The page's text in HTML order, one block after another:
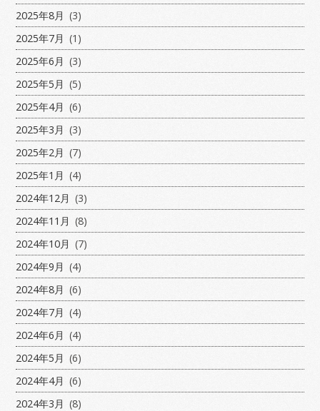
2025年8月 (3)
2025年7月 (1)
2025年6月 (3)
2025年5月 (5)
2025年4月 (6)
2025年3月 (3)
2025年2月 (7)
2025年1月 (4)
2024年12月 (3)
2024年11月 (8)
2024年10月 (7)
2024年9月 (4)
2024年8月 (6)
2024年7月 (4)
2024年6月 (4)
2024年5月 (6)
2024年4月 (6)
2024年3月 (8)